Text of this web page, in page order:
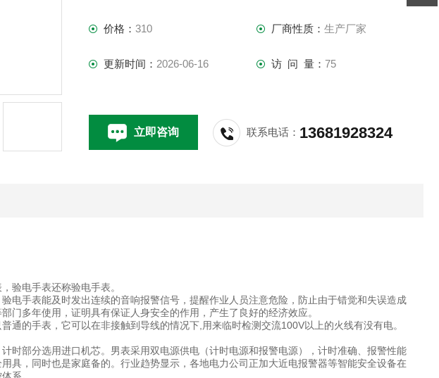
价格：310 厂商性质： 生产厂家
更新时间： 2026-06-16 访 问 量： 75
立即咨询 联系电话： 13681928324
验电手表还称验电手表。
电手表能及时发出连续的音响报警信号，提醒作业人员注意危险，防止由于错觉和失误造成
门多年使用，证明具有保证人身安全的作用，产生了良好的经济效应。
通的手表，它可以在非接触到导线的情况下,用来临时检测交流100V以上的火线有没有电。
时部分选用进口机芯。男表采用双电源供电（计时电源和报警电源），计时准确、报警性能
具，同时也是家庭备的。行业趋势显示，各地电力公司正加大近电报警器等智能安全设备在